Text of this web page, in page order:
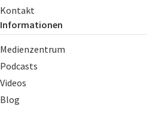
Kontakt
Informationen
Medienzentrum
Podcasts
Videos
Blog